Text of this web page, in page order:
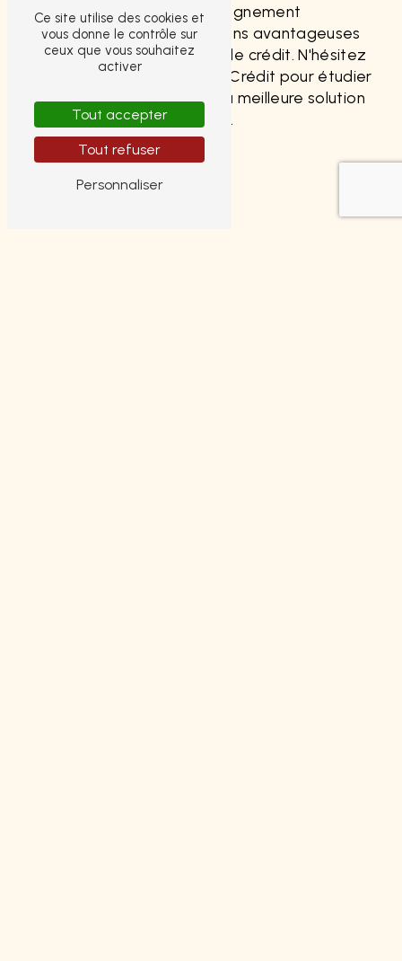
bénéficierez d'un accompagnement
personnalisé et de conditions avantageuses
pour votre regroupement de crédit. N'hésitez
pas à contacter Tiny Taux Crédit pour étudier
votre situation et trouver la meilleure solution
pour vos besoins financiers.
En savoir plus
Ce site utilise des cookies et
vous donne le contrôle sur
ceux que vous souhaitez
activer
Tout accepter
Tout refuser
Personnaliser